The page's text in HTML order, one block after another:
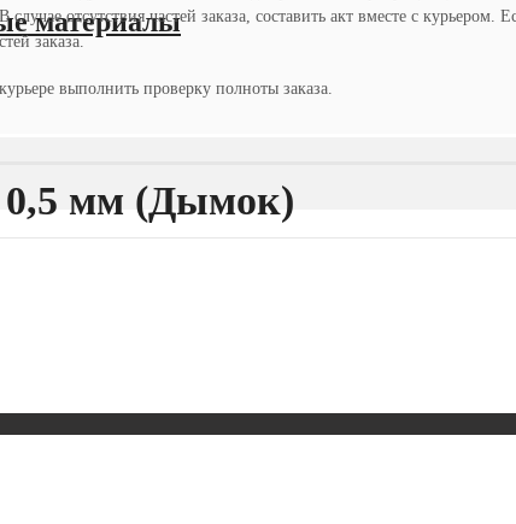
материалы
отсутствия частей заказа, составить акт вместе с
заказа.
выполнить проверку полноты заказа.
0,5 мм (Дымок)